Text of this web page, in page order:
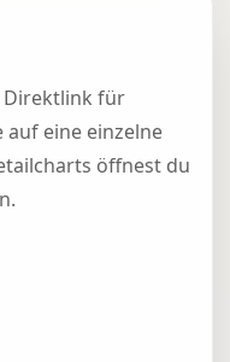
Direktlink für
auf eine einzelne
öffnest du